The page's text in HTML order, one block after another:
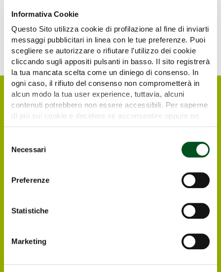
Informativa Cookie
Questo Sito utilizza cookie di profilazione al fine di inviarti
messaggi pubblicitari in linea con le tue preferenze. Puoi
scegliere se autorizzare o rifiutare l’utilizzo dei cookie
cliccando sugli appositi pulsanti in basso. Il sito registrerà
la tua mancata scelta come un diniego di consenso. In
ogni caso, il rifiuto del consenso non comprometterà in
alcun modo la tua user experience, tuttavia, alcuni
contenuti potrebbero non essere accessibili. Per saperne
di più sui cookie e decidere se acconsentire oppure no
delNecessari
Preferenze
Statistiche
Marketing
hoppers for crop protection equipment
sprayers
Level gauges
Mixers for crop protection
equipment
Nozzles for crop protection
equipment
Radio controls Safety valves
Request your free e-
ticket
Italian and foreign visitors and operators
interested in visiting Agrilevante by Eima 2025
receive at their email address the free e-